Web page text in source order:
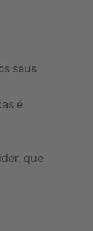
seus
é
que